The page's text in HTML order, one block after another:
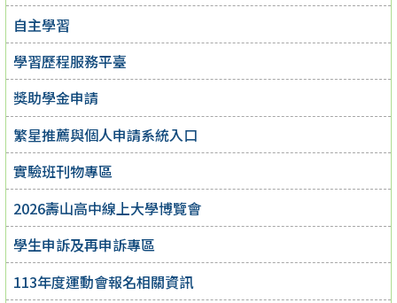
自主學習
學習歷程服務平臺
獎助學金申請
繁星推薦與個人申請系統入口
實驗班刊物專區
2026壽山高中線上大學博覽會
學生申訴及再申訴專區
113年度運動會報名相關資訊